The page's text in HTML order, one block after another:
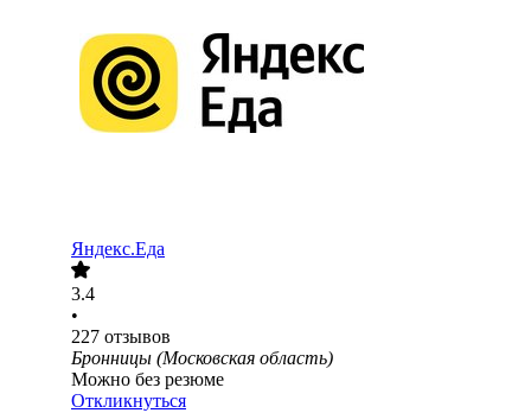
Яндекс.Еда
3.4
•
227 отзывов
Бронницы (Московская область)
Можно без резюме
Откликнуться